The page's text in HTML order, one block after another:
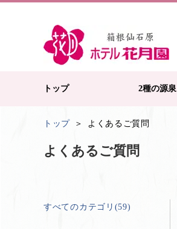
トップ 2種の源泉
トップ よくあるご質問
よくあるご質問
すべてのカテゴリ(59)